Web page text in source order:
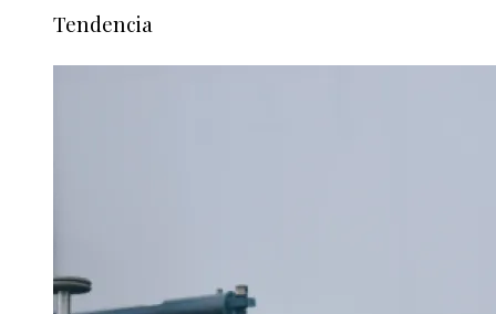
Tendencia